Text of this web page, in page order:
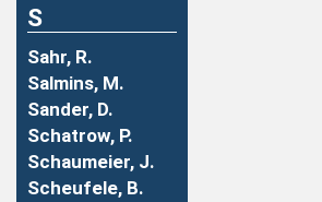
S
Sahr, R.
Salmins, M.
Sander, D.
Schatrow, P.
Schaumeier, J.
Scheufele, B.